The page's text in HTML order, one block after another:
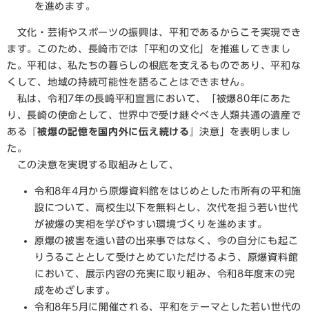
を進めます。
文化・芸術やスポーツの振興は、平和であるからこそ実現でき
ます。このため、長崎市では「平和の文化」を推進してきまし
た。平和は、私たちの暮らしの根底を支えるものであり、平和な
くして、地域の持続可能性を語ることはできません。
私は、令和7年の長崎平和宣言において、「被爆80年にあた
り、長崎の使命として、世界中で受け継ぐべき人類共通の遺産で
ある『被爆の記憶を国内外に伝え続ける
』決意」を表明しまし
た。
この決意を実現する取組みとして、
令和8年4月から原爆資料館をはじめとした市所有の平和施
設について、高校生以下を無料とし、次代を担う若い世代
が被爆の実相を学びやすい環境づくりを進めます。
原爆の被害を遠い昔の出来事ではなく、今の自分にも起こ
りうることとして受けとめていただけるよう、原爆資料館
において、展示内容の充実に取り組み、令和8年度末の完
成をめざします。
令和8年5月に開催される、平和をテーマとした若い世代の